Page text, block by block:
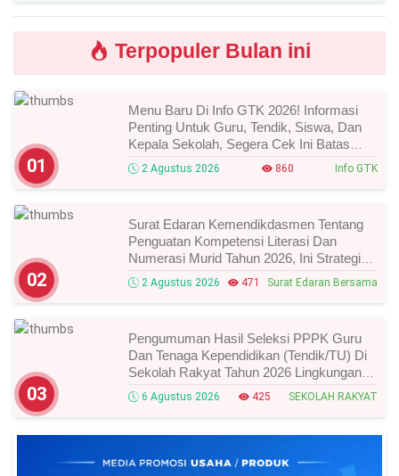
Terpopuler Bulan ini
01
Menu Baru Di Info GTK 2026! Informasi
Penting Untuk Guru, Tendik, Siswa, Dan
Kepala Sekolah, Segera Cek Ini Batas
Waktunya!
2 Agustus 2026 860 Info GTK
02
Surat Edaran Kemendikdasmen Tentang
Penguatan Kompetensi Literasi Dan
Numerasi Murid Tahun 2026, Ini Strategi
Dan Alurnya
2 Agustus 2026 471 Surat Edaran Bersama
03
Pengumuman Hasil Seleksi PPPK Guru
Dan Tenaga Kependidikan (Tendik/TU) Di
Sekolah Rakyat Tahun 2026 Lingkungan
Kementerian Sosial RI, Ini Daftar Nama
Peserta Yang Lolos!
6 Agustus 2026 425 SEKOLAH RAKYAT